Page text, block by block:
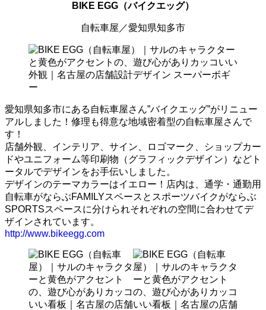
BIKE EGG（バイクエッグ）
自転車屋／愛知県知多市
愛知県知多市にある自転車屋さん”バイクエッグ”がリニュー
アルしました！修理も得意な地域密着型の自転車屋さんで
す！
店舗外観、インテリア、サイン、ロゴマーク、ショップカー
ドやユニフォーム等印刷物（グラフィックデザイン）などト
ータルでデザインをお手伝いしました。
デザインのテーマカラーはイエロー！店内は、通学・通勤用
自転車がならぶFAMILYスペースとスポーツバイクがならぶ
SPORTSスペースに分けられそれぞれの空間に合わせてデ
ザインされています。
http://www.bikeegg.com